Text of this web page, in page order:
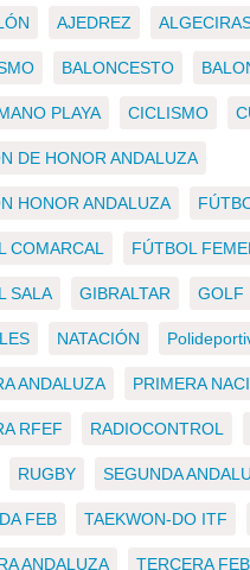
AJEDREZ
BALONCESTO
PLAYA CICLISMO
DE HONOR ANDALUZA
HONOR ANDALUZA
COMARCAL FÚTBOL
SALA GIBRALTAR GOLF
NATACIÓN
ANDALUZA PRIMERA
RFEF RADIOCONTROL
RUGBY SEGUNDA
FEB TAEKWON-DO ITF
ANDALUZA TERCERA FEB